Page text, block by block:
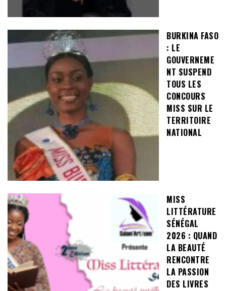
BURKINA FASO
: LE
GOUVERNEME
NT SUSPEND
TOUS LES
CONCOURS
MISS SUR LE
TERRITOIRE
NATIONAL
MISS
LITTÉRATURE
SÉNÉGAL
2026 : QUAND
LA BEAUTÉ
RENCONTRE
LA PASSION
DES LIVRES